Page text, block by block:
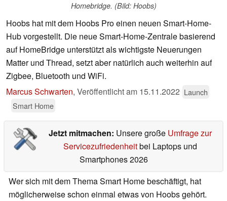
Homebridge. (Bild: Hoobs)
Hoobs hat mit dem Hoobs Pro einen neuen Smart-Home-
Hub vorgestellt. Die neue Smart-Home-Zentrale basierend
auf HomeBridge unterstützt als wichtigste Neuerungen
Matter und Thread, setzt aber natürlich auch weiterhin auf
Zigbee, Bluetooth und WiFi.
Marcus Schwarten, Veröffentlicht am 15.11.2022 Launch
Smart Home
Jetzt mitmachen: Unsere große Umfrage zur
Servicezufriedenheitbei Laptops und
Smartphones 2026
Wer sich mit dem Thema Smart Home beschäftigt, hat
möglicherweise schon einmal etwas von Hoobs gehört.